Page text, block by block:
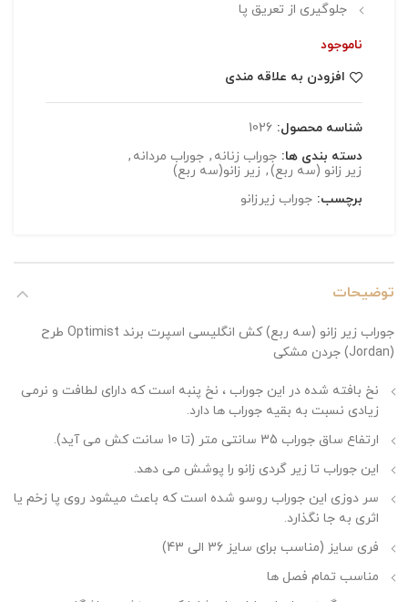
جلوگیری از تعریق پا
ناموجود
افزودن به علاقه مندی
شناسه محصول: 1026
دسته بندی ها: جوراب زنانه , جوراب مردانه ,
زیر زانو (سه ربع), زیر زانو(سه ربع)
برچسب: جوراب زیرزانو
توضیحات
جوراب زیر زانو (سه ربع) کش انگلیسی اسپرت برند Optimist طرح
(Jordan) جردن مشکی
نخ بافته شده در این جوراب ، نخ پنبه است که دارای لطافت و نرمی
زیادی نسبت به بقیه جوراب ها دارد.
ارتفاع ساق جوراب 35 سانتی متر (تا 10 سانت کش می آید).
این جوراب تا زیر گردی زانو را پوشش می دهد.
سر دوزی این جوراب روسو شده است که باعث میشود روی پا زخم یا
اثری به جا نگذارد.
فری سایز (مناسب برای سایز 36 الی 43)
مناسب تمام فصل ها